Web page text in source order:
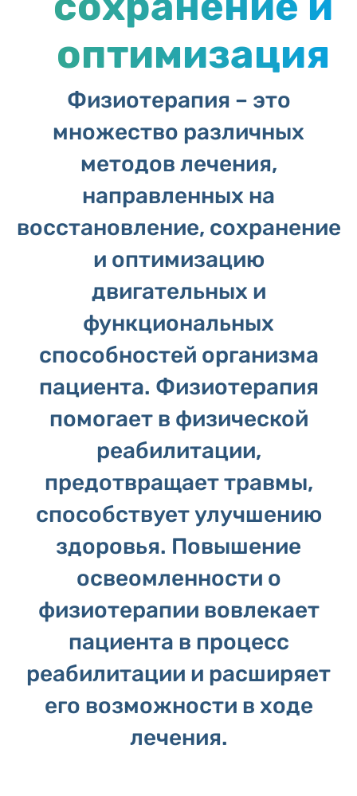
оптимизация
Физиотерапия – это
множество различных
методов лечения,
направленных на
восстановление, сохранение
и оптимизацию
двигательных и
функциональных
способностей организма
пациента. Физиотерапия
помогает в физической
реабилитации,
предотвращает травмы,
способствует улучшению
здоровья. Повышение
освеомленности о
физиотерапии вовлекает
пациента в процесс
реабилитации и расширяет
его возможности в ходе
лечения.